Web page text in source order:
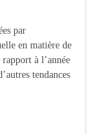
par
en matière de
à l’année
tendances